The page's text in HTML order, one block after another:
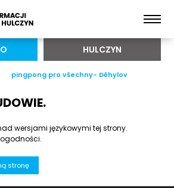
HULCZYN
pingpong pro všechny- Děhylov
wersjami językowymi tej strony.
stronę